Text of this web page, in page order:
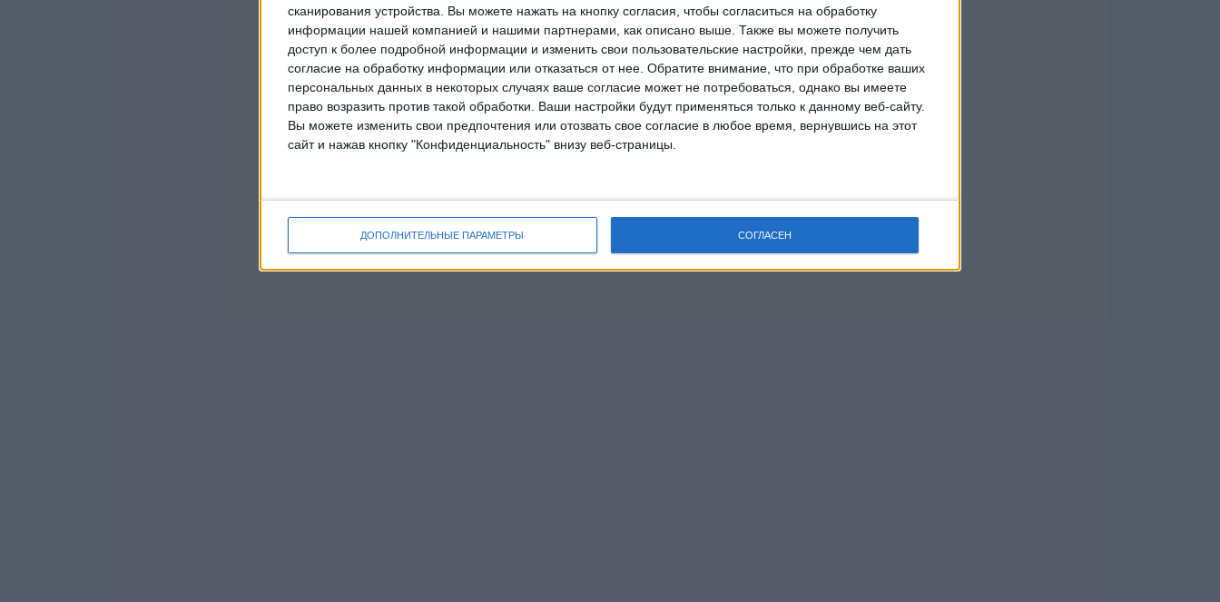
сканирования устройства. Вы можете нажать на кнопку согласия, чтобы согласиться на обработку
информации нашей компанией и нашими партнерами, как описано выше. Также вы можете получить
доступ к более подробной информации и изменить свои пользовательские настройки, прежде чем дать
согласие на обработку информации или отказаться от нее. Обратите внимание, что при обработке ваших
персональных данных в некоторых случаях ваше согласие может не потребоваться, однако вы имеете
право возразить против такой обработки. Ваши настройки будут применяться только к данному веб-сайту.
Вы можете изменить свои предпочтения или отозвать свое согласие в любое время, вернувшись на этот
сайт и нажав кнопку "Конфиденциальность" внизу веб-страницы.
ДОПОЛНИТЕЛЬНЫЕ ПАРАМЕТРЫ СОГЛАСЕН